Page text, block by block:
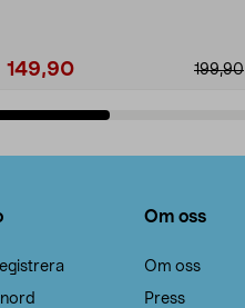
199,90
149,90
Om oss
Om oss
Press